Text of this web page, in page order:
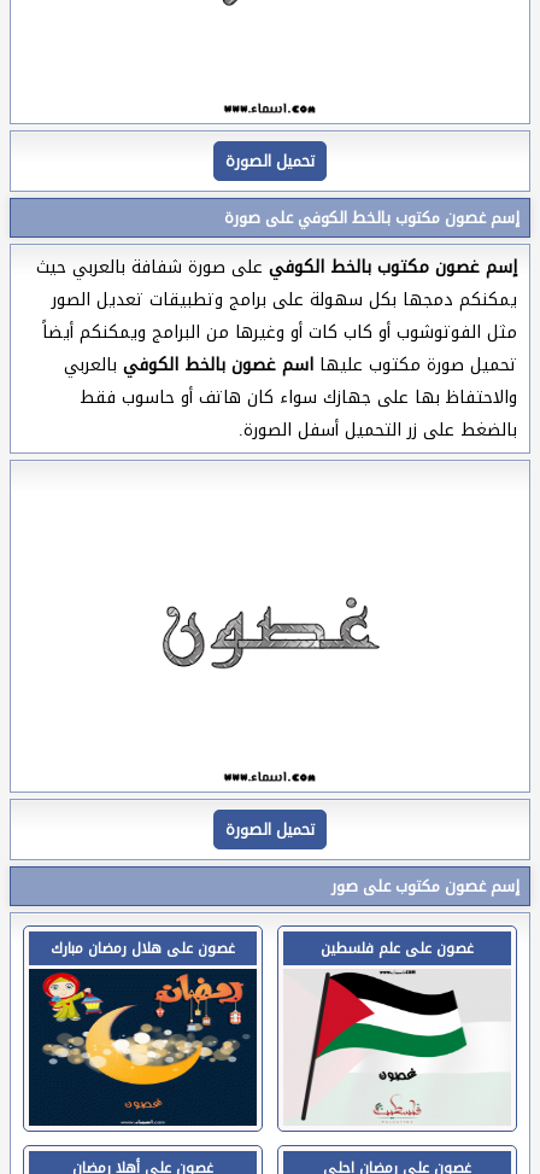
تحميل الصورة
إسم غصون مكتوب بالخط الكوفي على صورة
إسم غصون مكتوب بالخط الكوفي على صورة شفافة بالعربي حيث
يمكنكم دمجها بكل سهولة على برامج وتطبيقات تعديل الصور
مثل الفوتوشوب أو كاب كات أو وغيرها من البرامج ويمكنكم أيضاً
تحميل صورة مكتوب عليها اسم غصون بالخط الكوفي بالعربي
والاحتفاظ بها على جهازك سواء كان هاتف أو حاسوب فقط
بالضغط على زر التحميل أسفل الصورة.
تحميل الصورة
إسم غصون مكتوب على صور
غصون على علم فلسطين غصون على هلال رمضان مبارك
غصون على رمضان احلى غصون على أهلا رمضان